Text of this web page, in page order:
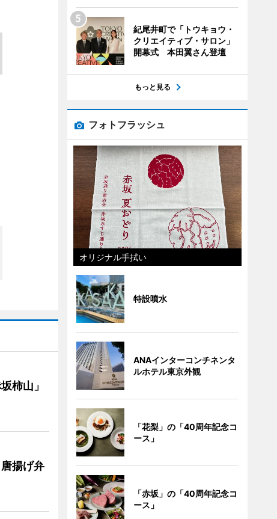
柿山」
揚げ弁
紀尾井町で「トウキョウ・
クリエイティブ・サロン」
開幕式 本田翼さん登壇
もっと見る
フォトフラッシュ
オリジナル手拭い
特設噴水
ANAインターコンチネンタ
ルホテル東京外観
「花梨」の「40周年記念コ
ース」
「赤坂」の「40周年記念コ
ース」